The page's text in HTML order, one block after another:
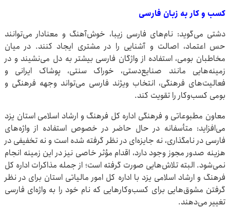
کسب و کار به زبان فارسی
دشتی می‌گوید: نام‌های فارسی زیبا، خوش‌آهنگ و معنادار می‌توانند
حس اعتماد، اصالت و آشنایی را در مشتری ایجاد کنند. در میان
مخاطبان بومی، استفاده از واژگان فارسی بیشتر به دل می‌نشیند و در
زمینه‌هایی مانند صنایع‌دستی، خوراک سنتی، پوشاک ایرانی و
فعالیت‌های فرهنگی، انتخاب ویژند فارسی می‌تواند وجهه فرهنگی و
بومی کسب‌وکار را تقویت کند.
معاون مطبوعاتی و فرهنگی اداره کل فرهنگ و ارشاد اسلامی استان یزد
می‌افزاید: متأسفانه در حال حاضر در خصوص استفاده از واژه‌های
فارسی در نامگذاری، نه جایزه‌ای در نظر گرفته شده است و نه تخفیفی در
هزینه صدور مجوز وجود دارد، اقدام مؤثر خاصی نیز در این زمینه انجام
نمی‌شود. البته تلاش‌هایی صورت گرفته است؛ از جمله مذاکرات اداره کل
فرهنگ و ارشاد اسلامی یزد با اداره کل امور مالیاتی استان برای در نظر
گرفتن مشوق‌هایی برای کسب‌وکارهایی که نام خود را به واژه‌ای فارسی
تغییر می‌دهند.